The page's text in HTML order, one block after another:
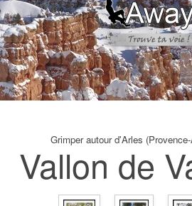
Grimper autour d'Arles
Vallon de